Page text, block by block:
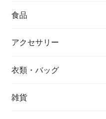
食品
アクセサリー
衣類・バッグ
雑貨